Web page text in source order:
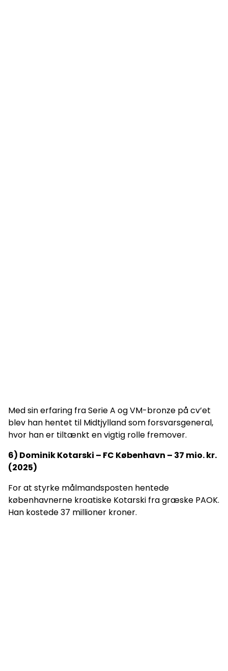
Med sin erfaring fra Serie A og VM-bronze på cv’et
blev han hentet til Midtjylland som forsvarsgeneral,
hvor han er tiltænkt en vigtig rolle fremover.
6) Dominik Kotarski – FC København – 37 mio. kr.
(2025)
For at styrke målmandsposten hentede
københavnerne kroatiske Kotarski fra græske PAOK.
Han kostede 37 millioner kroner.